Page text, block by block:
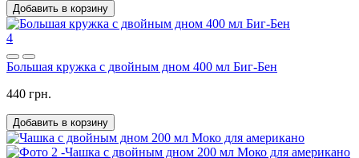
Добавить в корзину
4
Большая кружка с двойным дном 400 мл Биг-Бен
440 грн.
Добавить в корзину